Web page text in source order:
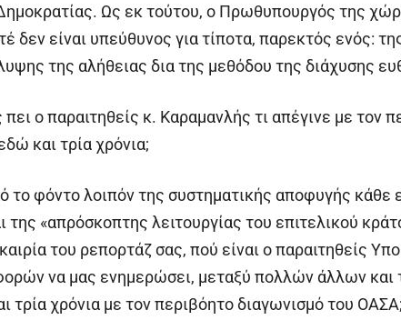
Ως εκ τούτου, ο Πρωθυπουργός της
δεν είναι υπεύθυνος για τίποτα, παρεκτός ενός:
της αλήθειας δια της μεθόδου της διάχυσης
ο παραιτηθείς κ. Καραμανλής τι απέγινε με τον
και τρία χρόνια;
το φόντο λοιπόν της συστηματικής αποφυγής κάθε
της «απρόσκοπτης λειτουργίας του επιτελικού
του ρεπορτάζ σας, πού είναι ο παραιτηθείς
να μας ενημερώσει, μεταξύ πολλών άλλων και
τρία χρόνια με τον περιβόητο διαγωνισμό του